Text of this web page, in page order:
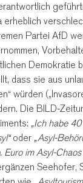
erheblich
Partei AfD
Demokratie
dass sie aus
würden
Die BILD-
„Ich habe
oder „Asyl-
Euro im Asyl-
Seehofer,